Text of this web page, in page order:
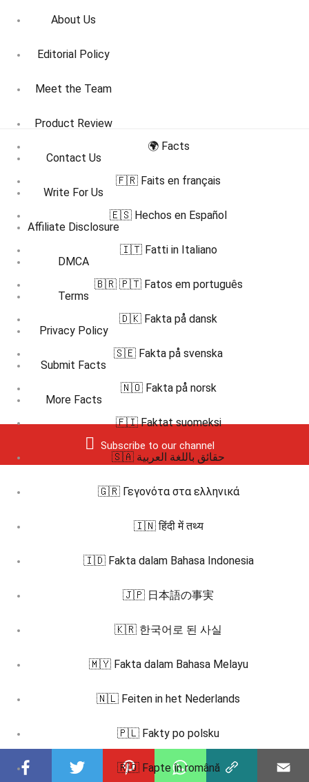
About Us
Editorial Policy
Meet the Team
Product Review
Contact Us
Write For Us
Affiliate Disclosure
DMCA
Terms
Privacy Policy
Submit Facts
More Facts
Subscribe to our channel
🌍 Facts
🇫🇷 Faits en français
🇪🇸 Hechos en Español
🇮🇹 Fatti in Italiano
🇧🇷 🇵🇹 Fatos em português
🇩🇰 Fakta på dansk
🇸🇪 Fakta på svenska
🇳🇴 Fakta på norsk
🇫🇮 Faktat suomeksi
🇸🇦 حقائق باللغة العربية
🇬🇷 Γεγονότα στα ελληνικά
🇮🇳 हिंदी में तथ्य
🇮🇩 Fakta dalam Bahasa Indonesia
🇯🇵 日本語の事実
🇰🇷 한국어로 된 사실
🇲🇾 Fakta dalam Bahasa Melayu
🇳🇱 Feiten in het Nederlands
🇵🇱 Fakty po polsku
🇷🇴 Fapte în română